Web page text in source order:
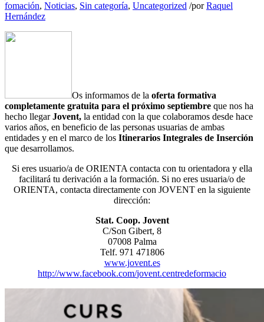
fomación, Noticias, Sin categoría, Uncategorized /porRaquel
Hernández
Os informamos de la oferta formativa
completamente gratuita para el próximo septiembre que nos ha
hecho llegarJovent, la entidad con la que colaboramos desde hace
varios años, en beneficio de las personas usuarias de ambas
entidades y en el marco de los Itinerarios Integrales de Inserción
que desarrollamos.
Si eres usuario/a de ORIENTA contacta con tu orientadora y ella
facilitará tu derivación a la formación. Si no eres usuaria/o de
ORIENTA, contacta directamente con JOVENT en la siguiente
dirección:
Stat. Coop. Jovent
C/Son Gibert, 8
07008 Palma
Telf. 971 471806
www.jovent.es
http://www.facebook.com/jovent.centredeformacio